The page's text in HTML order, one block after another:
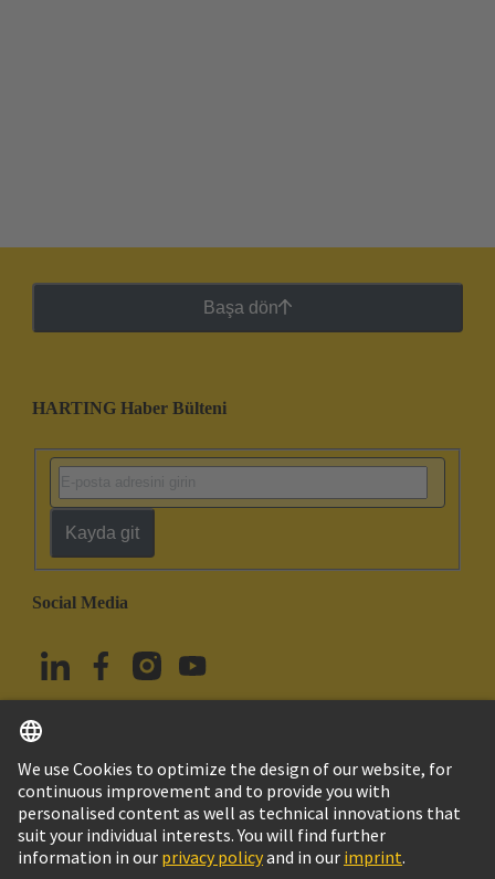
Başa dön
HARTING Haber Bülteni
Kayda git
Social Media
Türkiye Türkçe
© HARTING Technology Group